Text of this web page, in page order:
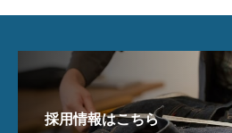
採用情報はこちら